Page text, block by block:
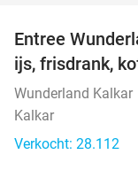
Entree
ijs, frisdrank,
Wunderland Kalkar
Kalkar
Verkocht: 28.112